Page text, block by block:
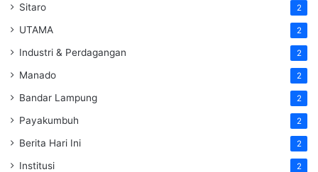
Sitaro 2
UTAMA 2
Industri & Perdagangan 2
Manado 2
Bandar Lampung 2
Payakumbuh 2
Berita Hari Ini 2
Institusi 2